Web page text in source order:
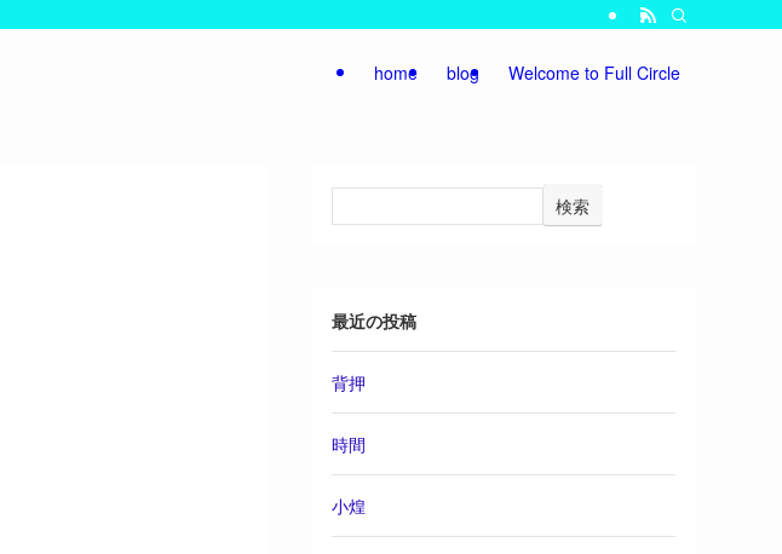
home blog Welcome to Full Circle
検索
最近の投稿
背押
時間
小煌